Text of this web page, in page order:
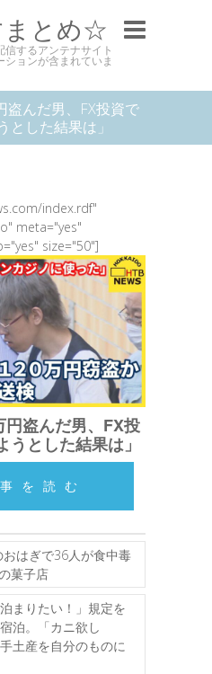
とめ☆
するアンテナサイト
ョンが含まれていま
盗んだ男、FX投資で
とした結果は」
index.rdf"
meta="yes"
size="50"]
円盗んだ男、FX投
とした結果は」
を読む
おはぎで36人が食中毒
菓子店
まりたい！」規定を
泊。「カニ欲し
土産を自分のものに